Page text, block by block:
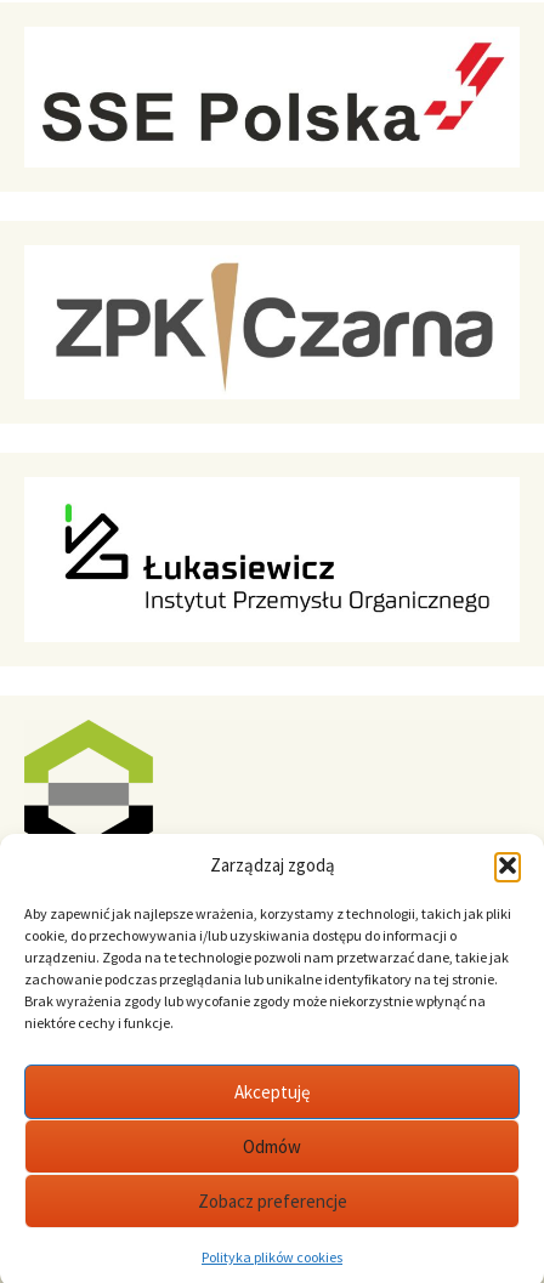
Zarządzaj zgodą
Aby zapewnić jak najlepsze wrażenia, korzystamy z technologii, takich jak pliki
cookie, do przechowywania i/lub uzyskiwania dostępu do informacji o
urządzeniu. Zgoda na te technologie pozwoli nam przetwarzać dane, takie jak
zachowanie podczas przeglądania lub unikalne identyfikatory na tej stronie.
Brak wyrażenia zgody lub wycofanie zgody może niekorzystnie wpłynąć na
niektóre cechy i funkcje.
Akceptuję
Odmów
Zobacz preferencje
Polityka plików cookies